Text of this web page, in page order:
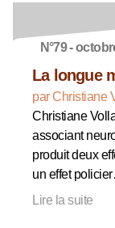
N°79 -
La longue
par Christiane
Christiane
associant
produit deux
un effet
Lire la suite